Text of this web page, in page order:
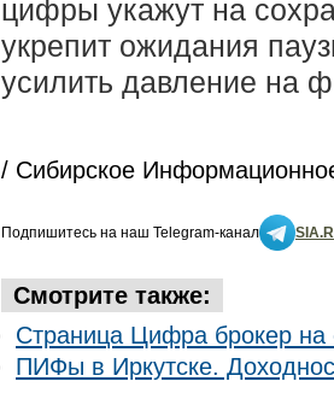
цифры укажут на
укрепит ожидания
усилить давление на
/ Сибирское
Подпишитесь на наш Telegram-канал
Смотрите также:
Страница Цифра брокер на
ПИФы в Иркутске.